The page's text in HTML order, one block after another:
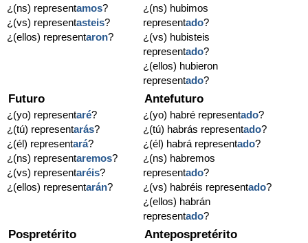
¿(ns) representamos?
¿(vs) representasteis?
¿(ellos) representaron?
¿(ns) hubimos
representado?
¿(vs) hubisteis
representado?
¿(ellos) hubieron
representado?
Futuro
¿(yo) representaré?
¿(tú) representarás?
¿(él) representará?
¿(ns) representaremos?
¿(vs) representaréis?
¿(ellos) representarán?
Antefuturo
¿(yo) habré representado?
¿(tú) habrás representado?
¿(él) habrá representado?
¿(ns) habremos
representado?
¿(vs) habréis representado?
¿(ellos) habrán
representado?
Pospretérito Antepospretérito